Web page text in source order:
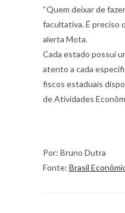
“Quem deixar de
facultativa. É preciso
alerta Mota.
Cada estado possui
atento a cada
fiscos estaduais
de Atividades
Por: Bruno Dutra
Fonte: Brasil